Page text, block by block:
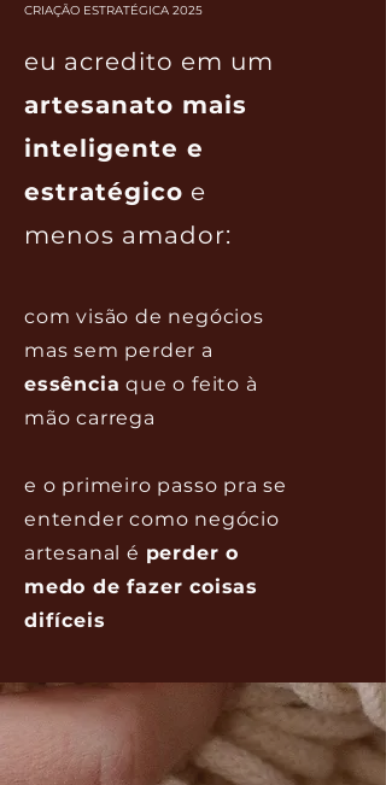
CRIAÇÃO ESTRATÉGICA 2025
eu acredito em um
artesanato mais
inteligente e
estratégico ​ e
menos amador:
com visão de negócios
mas sem perder a
essência que o feito à
mão carrega
e o primeiro passo pra se
entender como negócio
artesanal é perder o
medo de fazer coisas
difíceis